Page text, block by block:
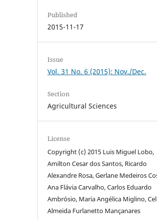
Published
2015-11-17
Issue
Vol. 31 No. 6 (2015): Nov./Dec.
Section
Agricultural Sciences
License
Copyright (c) 2015 Luis Miguel Lobo,
Amilton Cesar dos Santos, Ricardo
Alexandre Rosa, Gerlane Medeiros
Ana Flávia Carvalho, Carlos Eduardo
Ambrósio, Maria Angélica Miglino,
Almeida Furlanetto Mançanares